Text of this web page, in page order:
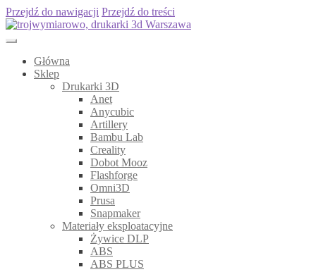
Przejdź do nawigacji Przejdź do treści
Główna
Sklep
Drukarki 3D
Anet
Anycubic
Artillery
Bambu Lab
Creality
Dobot Mooz
Flashforge
Omni3D
Prusa
Snapmaker
Materiały eksploatacyjne
Żywice DLP
ABS
ABS PLUS